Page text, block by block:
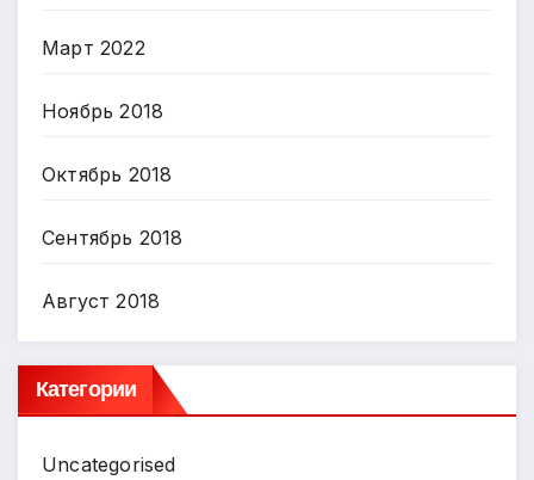
Март 2022
Ноябрь 2018
Октябрь 2018
Сентябрь 2018
Август 2018
Категории
Uncategorised